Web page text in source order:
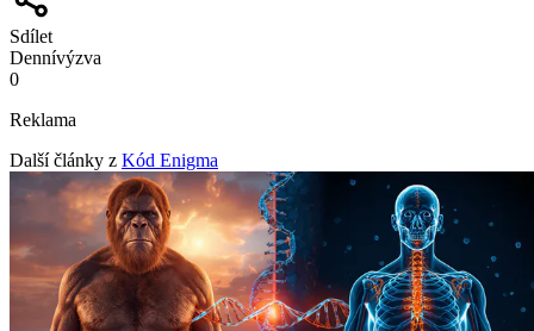
Sdílet
Dennívýzva
0
Reklama
Další články z Kód Enigma